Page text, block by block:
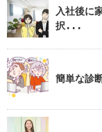
入社後に
択...
簡単な診